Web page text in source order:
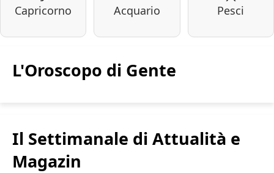
Capricorno Acquario Pesci
L'Oroscopo di Gente
Il Settimanale di Attualità e
Magazin